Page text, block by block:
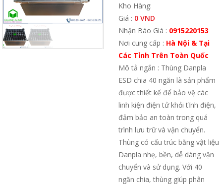
Kho Hàng:
Giá : 0 VND
Nhận Báo Giá : 0915220153
Nơi cung cấp : Hà Nội & Tại
Các Tỉnh Trên Toàn Quốc
Mô tả ngắn : Thùng Danpla
ESD chia 40 ngăn là sản phẩm
được thiết kế để bảo vệ các
linh kiện điện tử khỏi tĩnh điện,
đảm bảo an toàn trong quá
trình lưu trữ và vận chuyển.
Thùng có cấu trúc bằng vật liệu
Danpla nhẹ, bền, dễ dàng vận
chuyển và sử dụng. Với 40
ngăn chia, thùng giúp phân